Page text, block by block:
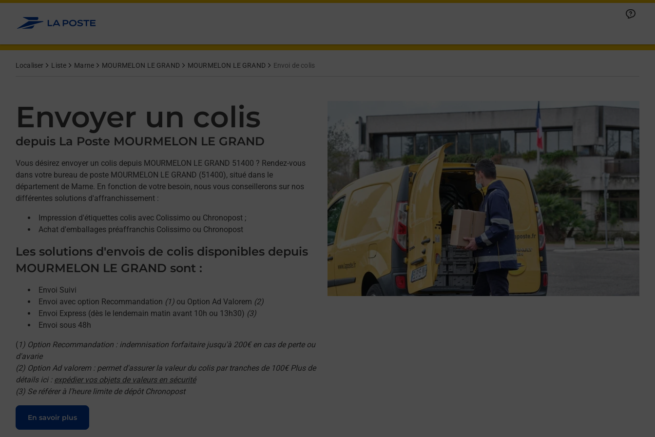
Allez au contenu
Localiser Liste Marne MOURMELON LE GRAND MOURMELON LE GRAND Envoi de colis
Envoyer un colis
depuis La Poste MOURMELON LE GRAND
Vous désirez envoyer un colis depuis MOURMELON LE GRAND 51400 ? Rendez-vous
dans votre bureau de poste MOURMELON LE GRAND (51400), situé dans le
département de Marne. En fonction de votre besoin, nous vous conseillerons sur nos
différentes solutions d'affranchissement :
Impression d'étiquettes colis avec Colissimo ou Chronopost ;
Achat d'emballages préaffranchis Colissimo ou Chronopost
Les solutions d'envois de colis disponibles depuis
MOURMELON LE GRAND sont :
Envoi Suivi
Envoi avec option Recommandation (1) ou Option Ad Valorem (2)
Envoi Express (dès le lendemain matin avant 10h ou 13h30) (3)
Envoi sous 48h
( 1) Option Recommandation : indemnisation forfaitaire jusqu'à 200€ en cas de perte ou
d'avarie
(2) Option Ad valorem : permet d'assurer la valeur du colis par tranches de 100€ Plus de
détails ici : expédier vos objets de valeurs en sécurité
(3) Se référer à l'heure limite de dépôt Chronopost
En savoir plus
Le lien s'ouvre dans un nouvel onglet
Afficher ou masquer la réponse
Afficher ou masquer la réponse
Afficher ou masquer la réponse